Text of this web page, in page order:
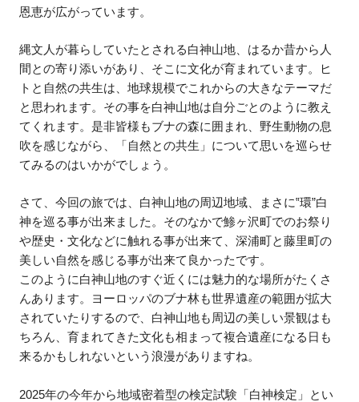
恩恵が広がっています。
縄文人が暮らしていたとされる白神山地、はるか昔から人
間との寄り添いがあり、そこに文化が育まれています。ヒ
トと自然の共生は、地球規模でこれからの大きなテーマだ
と思われます。その事を白神山地は自分ごとのように教え
てくれます。是非皆様もブナの森に囲まれ、野生動物の息
吹を感じながら、「自然との共生」について思いを巡らせ
てみるのはいかがでしょう。
さて、今回の旅では、白神山地の周辺地域、まさに‟環”白
神を巡る事が出来ました。そのなかで鯵ヶ沢町でのお祭り
や歴史・文化などに触れる事が出来て、深浦町と藤里町の
美しい自然を感じる事が出来て良かったです。
このように白神山地のすぐ近くには魅力的な場所がたくさ
んあります。ヨーロッパのブナ林も世界遺産の範囲が拡大
されていたりするので、白神山地も周辺の美しい景観はも
ちろん、育まれてきた文化も相まって複合遺産になる日も
来るかもしれないという浪漫がありますね。
2025年の今年から地域密着型の検定試験「白神検定」とい